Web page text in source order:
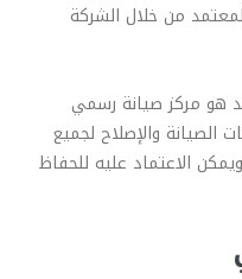
من خلال الشركة
هو مركز صيانة رسمي
والإصلاح لجميع
الاعتماد عليه للحفاظ